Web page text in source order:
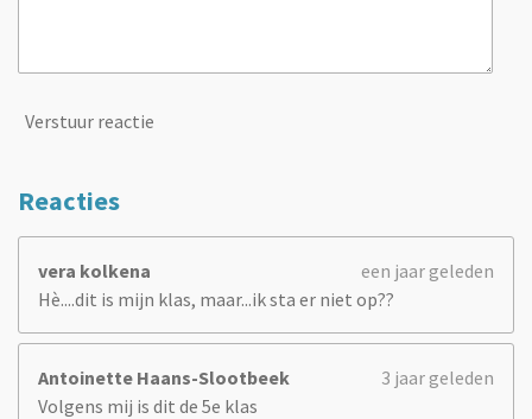
Verstuur reactie
Reacties
vera kolkena
een jaar geleden
Hè....dit is mijn klas, maar...ik sta er niet op??
Antoinette Haans-Slootbeek
3 jaar geleden
Volgens mij is dit de 5e klas